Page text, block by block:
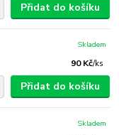
Přidat do košíku
90 Kč/ks
Skladem
Přidat do košíku
Skladem